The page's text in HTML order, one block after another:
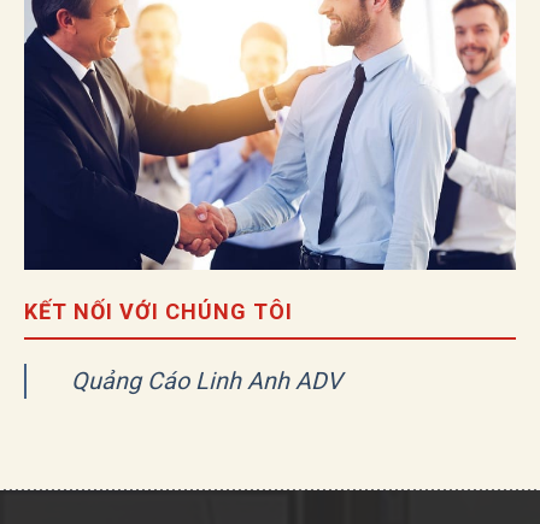
KẾT NỐI VỚI CHÚNG TÔI
Quảng Cáo Linh Anh ADV